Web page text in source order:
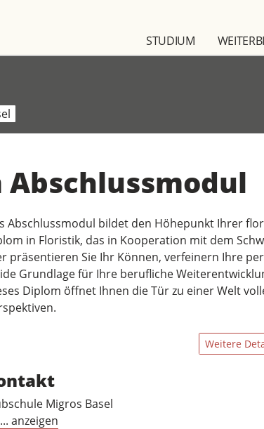
STUDIUM
Abschlussmodul bildet den Höhepunkt Ihrer
in Floristik, das in Kooperation mit dem
präsentieren Sie Ihr Können, verfeinern Ihre
Grundlage für Ihre berufliche
Diplom öffnet Ihnen die Tür zu einer Welt
Weitere
Migros Basel
anzeigen